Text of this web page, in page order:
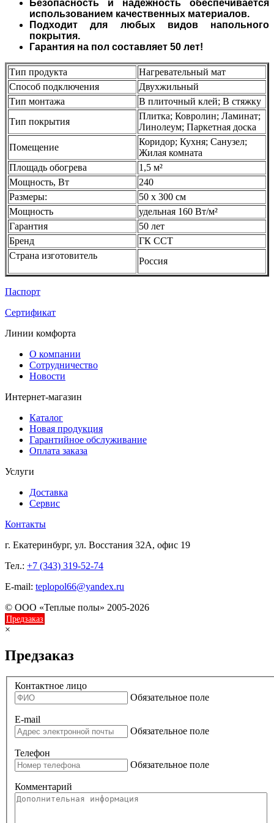
Безопасность и надежность обеспечивается
использованием качественных материалов.
Подходит для любых видов напольного
покрытия.
Гарантия на пол составляет 50 лет!
Тип продукта
Нагревательный мат
Способ подключения
Двухжильный
Тип монтажа
В плиточный клей; В стяжку
Тип покрытия
Плитка; Ковролин; Ламинат;
Линолеум; Паркетная доска
Помещение
Коридор; Кухня; Санузел;
Жилая комната
Площадь обогрева
1,5 м²
Мощность, Вт
240
Размеры:
50 х 300 см
Мощность
удельная 160 Вт/м²
Гарантия
50 лет
Бренд
ГК ССТ
Страна изготовитель
Россия
Паспорт
Сертификат
Линии комфорта
О компании
Сотрудничество
Новости
Интернет-магазин
Каталог
Новая продукция
Гарантийное обслуживание
Оплата заказа
Услуги
Доставка
Сервис
Контакты
г. Екатеринбург, ул. Восстания 32А, офис 19
Тел.: +7 (343) 319-52-74
E-mail: teplopol66@yandex.ru
© ООО «Теплые полы» 2005-2026
Предзаказ
×
Предзаказ
Контактное лицо
Обязательное поле
E-mail
Обязательное поле
Телефон
Обязательное поле
Комментарий